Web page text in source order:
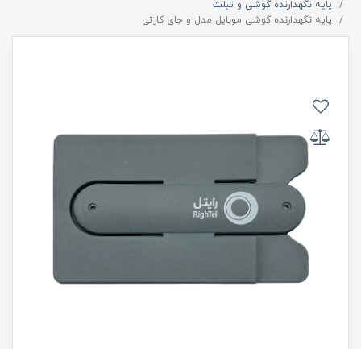
پایه نگهدارنده گوشی و تبلت
پایه نگهدارنده گوشی موبایل مدل و جای کارتی